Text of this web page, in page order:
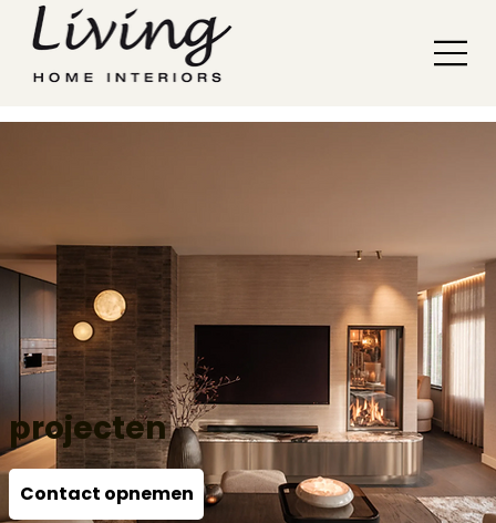
projecten
Contact opnemen